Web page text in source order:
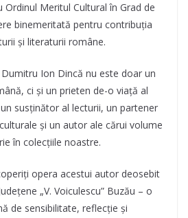
Meritul Cultural în Grad de
binemeritată pentru contribuția
și literaturii române.
Ion Dincă nu este doar un
ci și un prieten de-o viață al
susținător al lecturii, un partener
și un autor ale cărui volume
în colecțiile noastre.
opera acestui autor deosebit
„V. Voiculescu” Buzău – o
de sensibilitate, reflecție și